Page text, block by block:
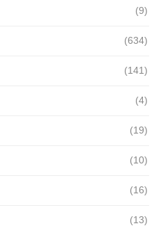
(9)
(634)
(141)
(4)
(19)
(10)
(16)
(13)